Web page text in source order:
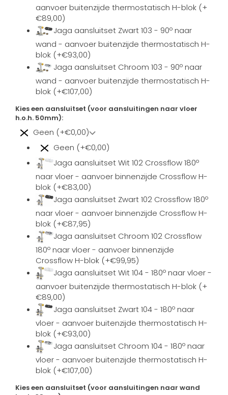
aanvoer buitenzijde thermostatisch H-blok (+
€89,00)
Jaga aansluitset Zwart 103 - 90º naar
wand - aanvoer buitenzijde thermostatisch H-
blok (+€93,00)
Jaga aansluitset Chroom 103 - 90º naar
wand - aanvoer buitenzijde thermostatisch H-
blok (+€107,00)
Kies een aansluitset (voor aansluitingen naar vloer
h.o.h. 50mm):
Geen (+€0,00)
Geen (+€0,00)
Jaga aansluitset Wit 102 Crossflow 180º
naar vloer - aanvoer binnenzijde Crossflow H-
blok (+€83,00)
Jaga aansluitset Zwart 102 Crossflow 180º
naar vloer - aanvoer binnenzijde Crossflow H-
blok (+€87,95)
Jaga aansluitset Chroom 102 Crossflow
180º naar vloer - aanvoer binnenzijde
Crossflow H-blok (+€99,95)
Jaga aansluitset Wit 104 - 180º naar vloer -
aanvoer buitenzijde thermostatisch H-blok (+
€89,00)
Jaga aansluitset Zwart 104 - 180º naar
vloer - aanvoer buitenzijde thermostatisch H-
blok (+€93,00)
Jaga aansluitset Chroom 104 - 180º naar
vloer - aanvoer buitenzijde thermostatisch H-
blok (+€107,00)
Kies een aansluitset (voor aansluitingen naar wand